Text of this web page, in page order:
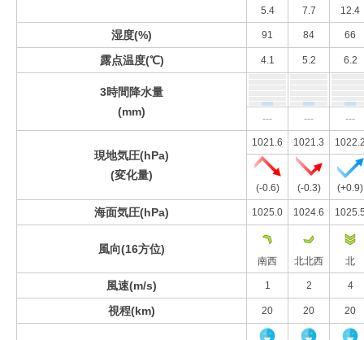
5.4 7.7 12.4
湿度(%) 91 84 66
露点温度(℃) 4.1 5.2 6.2
3時間降水量
(mm)
--- --- ---
現地気圧(hPa)
(変化量)
1021.6 1021.3
(-0.6) (-0.3) (+0.9)
海面気圧(hPa) 1025.0 1024.6
風向(16方位)
南西 北北西 北
風速(m/s) 1 2 4
視程(km) 20 20 20